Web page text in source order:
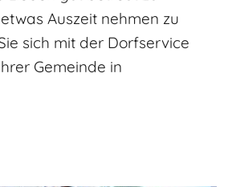
Auszeit nehmen zu
sich mit der Dorfservice
Gemeinde in